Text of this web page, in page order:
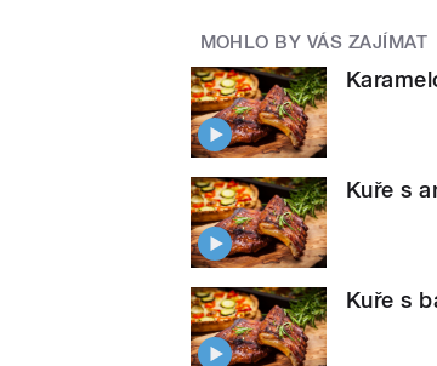
MOHLO BY VÁS ZAJÍMAT
Kuře s
Kuře s